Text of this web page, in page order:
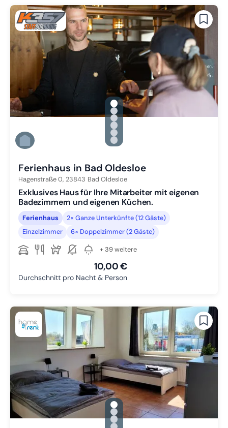
gallery.slide_selector
Zu Slide 1 wechseln
Zu Slide 2 wechseln
Zu Slide 3 wechseln
Zu Slide 4 wechseln
Zu Slide 5 wechseln
Zu Slide 6 wechseln
Ferienhaus in Bad Oldesloe
Hagenstraße 0, 23843 Bad Oldesloe
Exklusives Haus für Ihre Mitarbeiter mit eigenen
Badezimmern und eigenen Küchen.
Ferienhaus
2× Ganze Unterkünfte (12 Gäste)
Einzelzimmer
6× Doppelzimmer (2 Gäste)
+ 39 weitere
10,00 €
Durchschnitt pro Nacht & Person
gallery.slide_selector
Zu Slide 1 wechseln
Zu Slide 2 wechseln